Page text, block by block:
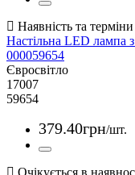
Настільна LED лампа
000059654
Євросвітло
17007
59654
379.40грн/шт.